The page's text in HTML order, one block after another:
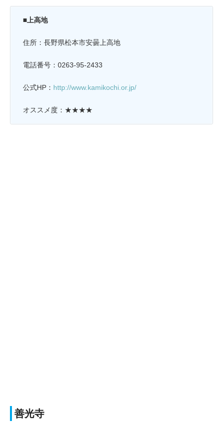
■上高地
住所：長野県松本市安曇上高地
電話番号：0263-95-2433
公式HP： http://www.kamikochi.or.jp/
オススメ度：★★★★
善光寺